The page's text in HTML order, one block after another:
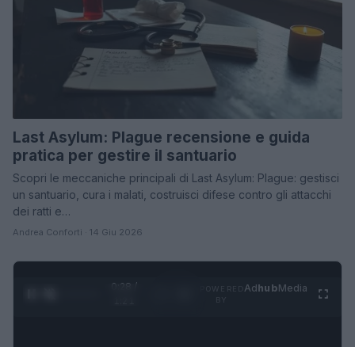
Last Asylum: Plague recensione e guida
pratica per gestire il santuario
Scopri le meccaniche principali di Last Asylum: Plague: gestisci
un santuario, cura i malati, costruisci difese contro gli attacchi
dei ratti e…
Andrea Conforti · 14 Giu 2026
0:30 /
AdhubMedia